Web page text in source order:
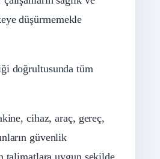
düşürmemekle
doğrultusunda tüm
cihaz, araç, gereç,
güvenlik